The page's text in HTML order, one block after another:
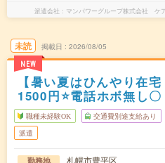
派遣会社 マンパワーグループ株式会社 ケ
未読
NEW
掲載日 2026/08/05
【暑い夏はひんやり在
1500円⭐電話ホボ無し〇
職種未経験OK 交通費別途支給あり
派遣
勤務地
札幌市豊平区